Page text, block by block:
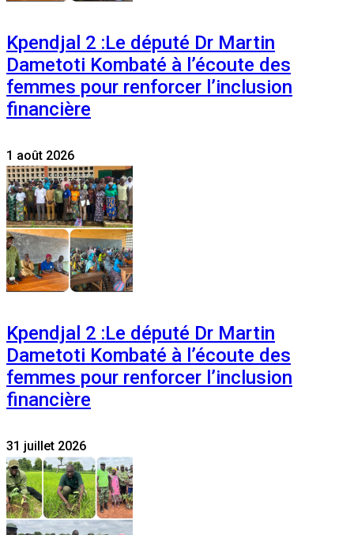
Kpendjal 2 :Le député Dr Martin
Dametoti Kombaté à l’écoute des
femmes pour renforcer l’inclusion
financière
1 août 2026
Kpendjal 2 :Le député Dr Martin
Dametoti Kombaté à l’écoute des
femmes pour renforcer l’inclusion
financière
31 juillet 2026